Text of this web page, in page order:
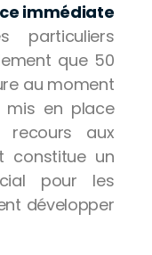
immédiate
particuliers
que 50
au moment
mis en place
recours aux
constitue un
pour les
développer